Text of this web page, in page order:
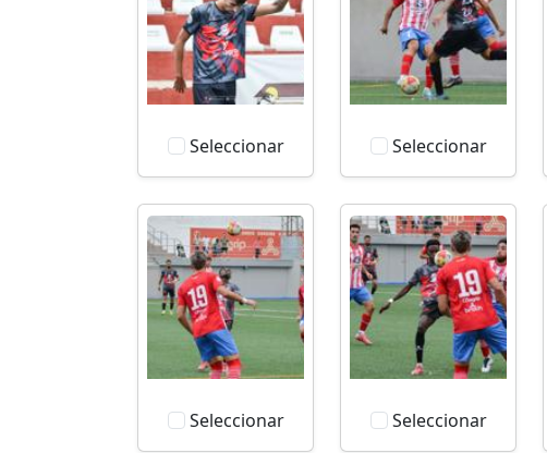
Seleccionar Seleccionar
Seleccionar Seleccionar